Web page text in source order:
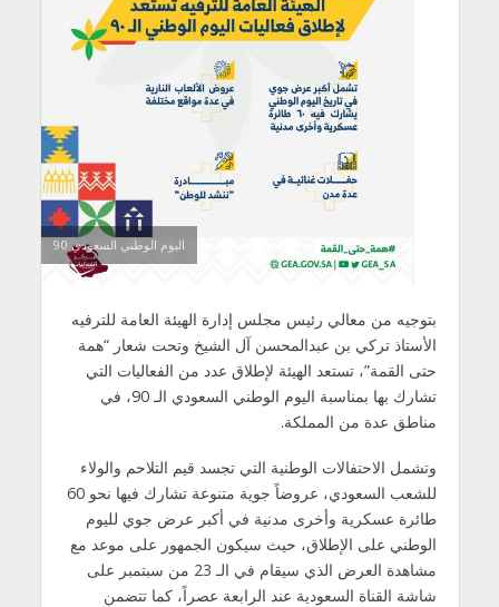
اليوم الوطني السعودي 90
بتوجيه من معالي رئيس مجلس إدارة الهيئة العامة للترفيه
الأستاذ تركي بن عبدالمحسن آل الشيخ وتحت شعار “همة
حتى القمة”، تستعد الهيئة لإطلاق عدد من الفعاليات التي
تشارك بها بمناسبة اليوم الوطني السعودي الـ 90، في
مناطق عدة من المملكة.
وتشمل الاحتفالات الوطنية التي تجسد قيم التلاحم والولاء
للشعب السعودي، عروضاً جوية متنوعة تشارك فيها نحو 60
طائرة عسكرية وأخرى مدنية في أكبر عرض جوي لليوم
الوطني على الإطلاق، حيث سيكون الجمهور على موعد مع
مشاهدة العرض الذي سيقام في الـ 23 من سبتمبر على
شاشة القناة السعودية عند الرابعة عصراً، كما تتضمن